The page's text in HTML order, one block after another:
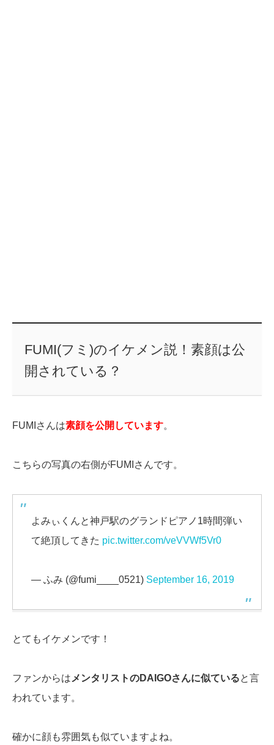
FUMI(フミ)のイケメン説！素顔は公
開されている？
FUMIさんは素顔を公開しています。
こちらの写真の右側がFUMIさんです。
よみぃくんと神戸駅のグランドピアノ1時間弾い
て絶頂してきた pic.twitter.com/veVVWf5Vr0
— ふみ (@fumi____0521) September 16, 2019
とてもイケメンです！
ファンからは メンタリストのDAIGOさんに似ていると言
われています。
確かに顔も雰囲気も似ていますよね。